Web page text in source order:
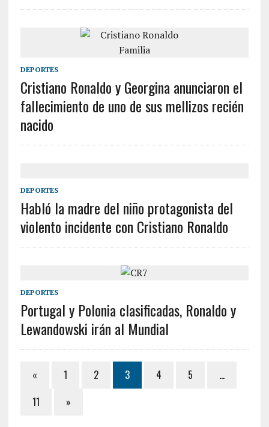
DEPORTES
Cristiano Ronaldo y Georgina anunciaron el
fallecimiento de uno de sus mellizos recién
nacido
DEPORTES
Habló la madre del niño protagonista del
violento incidente con Cristiano Ronaldo
DEPORTES
Portugal y Polonia clasificadas, Ronaldo y
Lewandowski irán al Mundial
« 1 2 3 4 5
…
11
»